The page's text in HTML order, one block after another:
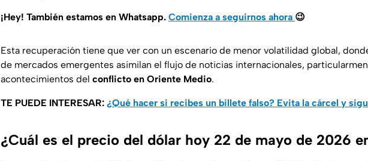
¡Hey! También estamos en Whatsapp. Comienza a seguirnos ahora 😉
Esta recuperación tiene que ver con un escenario de menor volatilidad global,
de mercados emergentes asimilan el flujo de noticias internacionales,
acontecimientos del conflicto en Oriente Medio.
TE PUEDE INTERESAR: ¿Qué hacer si recibes un billete falso? Evita la cárcel y
¿Cuál es el precio del dólar hoy 22 de mayo de 2026